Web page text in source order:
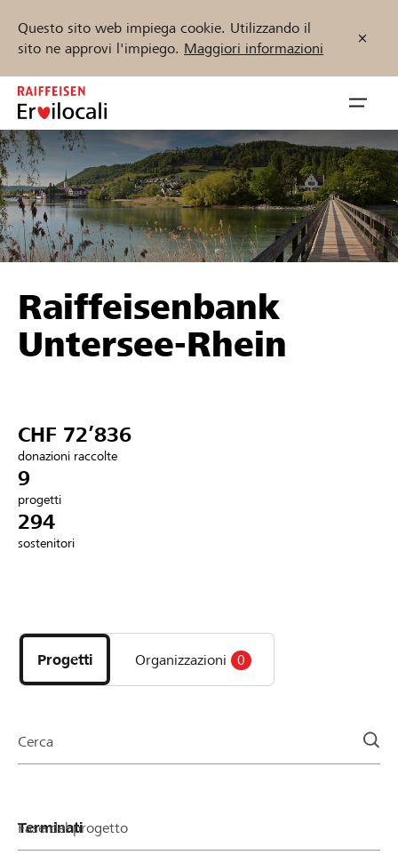
Questo sito web impiega cookie. Utilizzando il
sito ne approvi l'impiego. Maggiori informazioni
Zum
Inhalt
springen
öffnen
Sostenere
Aiuto & supporto
Collegarsi
Trova progetti e organizzazioni
Inizia ora
DE FR IT
Raiffeisenbank
Untersee-Rhein
CHF 72’836
donazioni raccolte
9
progetti
294
sostenitori
i
progetti
e
della
Progetti Organizzazioni 0
Cerca
Fase del progetto